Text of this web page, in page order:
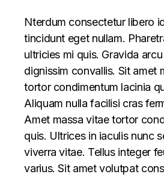
Nterdum consectetur libero
tincidunt eget nullam.
ultricies mi quis. Gravida
dignissim convallis. Sit amet
tortor condimentum lacinia
Aliquam nulla facilisi cras
Amet massa vitae tortor
quis. Ultrices in iaculis nunc
viverra vitae. Tellus integer
varius. Sit amet volutpat